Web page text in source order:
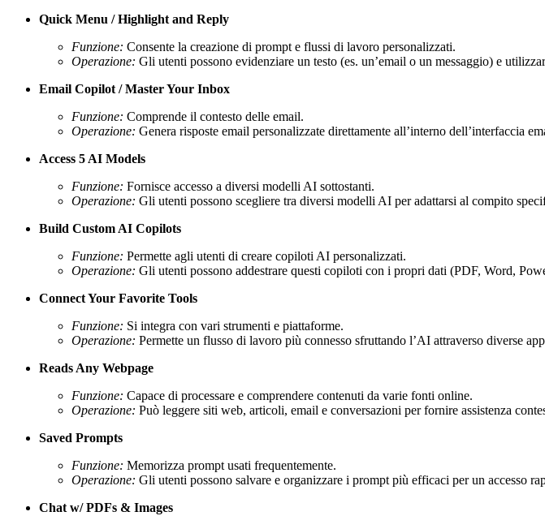
Quick Menu / Highlight and Reply
Funzione: Consente la creazione di prompt e flussi di lavoro personalizzati.
Operazione: Gli utenti possono evidenziare un testo (es. un’email o un messaggio) e
Email Copilot / Master Your Inbox
Funzione: Comprende il contesto delle email.
Operazione: Genera risposte email personalizzate direttamente all’interno dell’interfaccia
Access 5 AI Models
Funzione: Fornisce accesso a diversi modelli AI sottostanti.
Operazione: Gli utenti possono scegliere tra diversi modelli AI per adattarsi al compito
Build Custom AI Copilots
Funzione: Permette agli utenti di creare copiloti AI personalizzati.
Operazione: Gli utenti possono addestrare questi copiloti con i propri dati (PDF, Word,
Connect Your Favorite Tools
Funzione: Si integra con vari strumenti e piattaforme.
Operazione: Permette un flusso di lavoro più connesso sfruttando l’AI attraverso diverse
Reads Any Webpage
Funzione: Capace di processare e comprendere contenuti da varie fonti online.
Operazione: Può leggere siti web, articoli, email e conversazioni per fornire assistenza
Saved Prompts
Funzione: Memorizza prompt usati frequentemente.
Operazione: Gli utenti possono salvare e organizzare i prompt più efficaci per un accesso
Chat w/ PDFs & Images